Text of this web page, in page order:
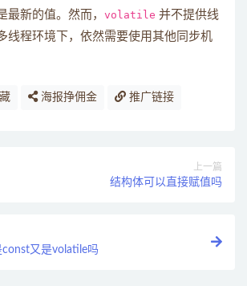
最新的值。然而， volatile 并不提供线
线程环境下，依然需要使用其他同步机
海报挣佣金 推广链接
上一篇
结构体可以直接赋值吗
又是volatile吗